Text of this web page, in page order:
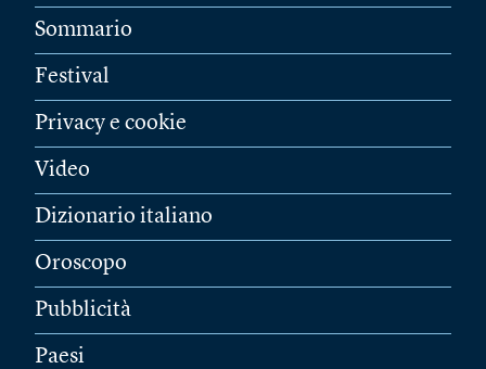
Sommario
Festival
Privacy e cookie
Video
Dizionario italiano
Oroscopo
Pubblicità
Paesi